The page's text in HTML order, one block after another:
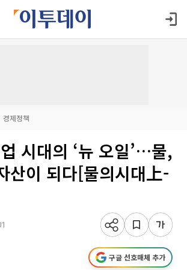
경제정책
시대의 ‘뉴 오일’…물,
산이 되다[물의시대上-
구글 선호매체 추가